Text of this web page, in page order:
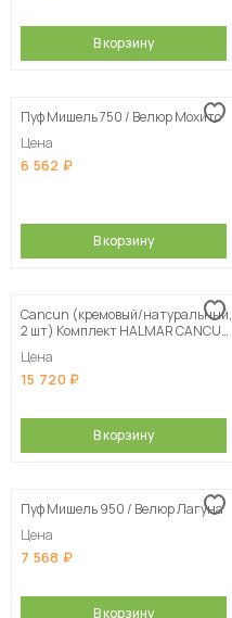
В корзину
Пуф Мишель 750 / Велюр Мохито
Цена
6 562
В корзину
Cancun (кремовый/натуральный,
2 шт) Комплект HALMAR CANCUN
Цена
15 720
В корзину
Пуф Мишель 950 / Велюр Лагуна
Цена
7 568
В корзину